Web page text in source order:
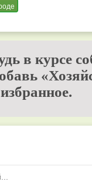
в курсе